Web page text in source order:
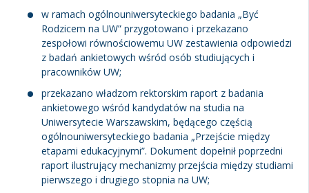
w ramach ogólnouniwersyteckiego badania „Być
Rodzicem na UW” przygotowano i przekazano
zespołowi równościowemu UW zestawienia odpowiedzi
z badań ankietowych wśród osób studiujących i
pracowników UW;
przekazano władzom rektorskim raport z badania
ankietowego wśród kandydatów na studia na
Uniwersytecie Warszawskim, będącego częścią
ogólnouniwersyteckiego badania „Przejście między
etapami edukacyjnymi”. Dokument dopełnił poprzedni
raport ilustrujący mechanizmy przejścia między studiami
pierwszego i drugiego stopnia na UW;